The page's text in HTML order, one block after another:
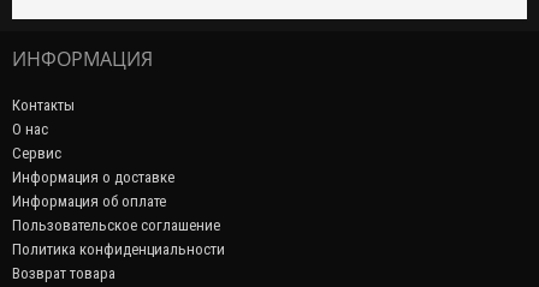
ИНФОРМАЦИЯ
Контакты
О нас
Сервис
Информация о доставке
Информация об оплате
Пользовательское соглашение
Политика конфиденциальности
Возврат товара